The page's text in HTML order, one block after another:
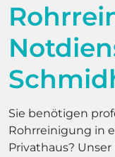
Sie benötigen
Rohrreinigung in
Privathaus?